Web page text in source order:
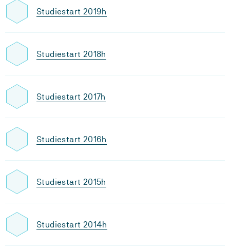
Studiestart 2019h
Studiestart 2018h
Studiestart 2017h
Studiestart 2016h
Studiestart 2015h
Studiestart 2014h